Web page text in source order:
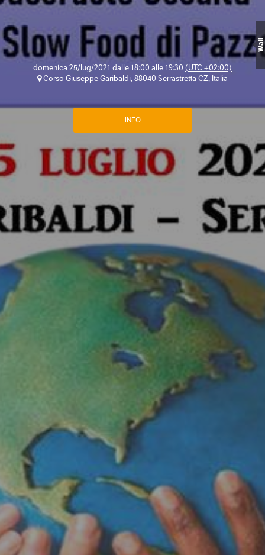
domenica 25/lug/2021 dalle 18:00 alle 19:30 (UTC +02:00)
Corso Giuseppe Garibaldi, 88040 Serrastretta CZ, Italia
INFO
Wall